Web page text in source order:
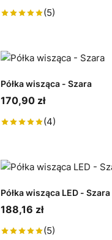
(5)
Półka wisząca - Szara
170,90 zł
(4)
Półka wisząca LED - Szara
188,16 zł
(5)